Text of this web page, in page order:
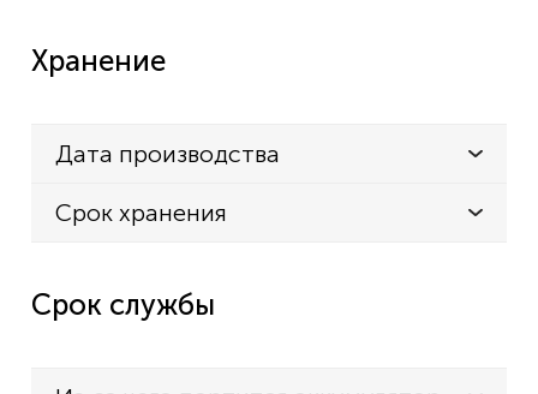
Хранение
Дата производства
Срок хранения
Срок службы